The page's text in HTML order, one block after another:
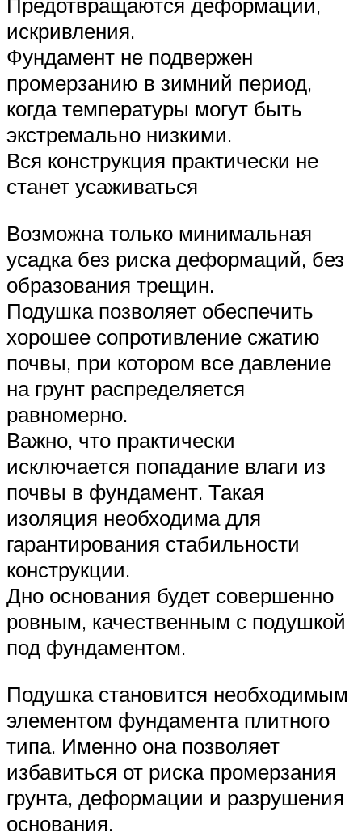
Предотвращаются деформации,
искривления.
Фундамент не подвержен
промерзанию в зимний период,
когда температуры могут быть
экстремально низкими.
Вся конструкция практически не
станет усаживаться
Возможна только минимальная
усадка без риска деформаций, без
образования трещин.
Подушка позволяет обеспечить
хорошее сопротивление сжатию
почвы, при котором все давление
на грунт распределяется
равномерно.
Важно, что практически
исключается попадание влаги из
почвы в фундамент. Такая
изоляция необходима для
гарантирования стабильности
конструкции.
Дно основания будет совершенно
ровным, качественным с подушкой
под фундаментом.
Подушка становится необходимым
элементом фундамента плитного
типа. Именно она позволяет
избавиться от риска промерзания
грунта, деформации и разрушения
основания.